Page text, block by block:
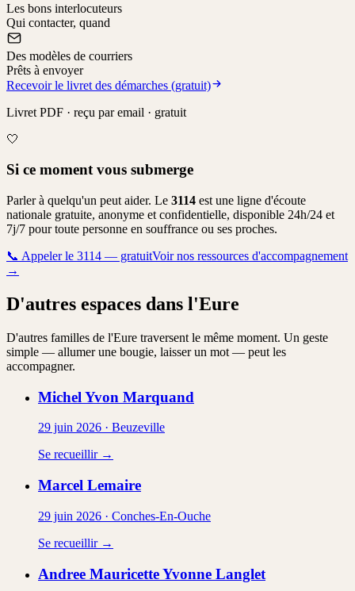
Les bons interlocuteurs
Qui contacter, quand
Des modèles de courriers
Prêts à envoyer
Recevoir le livret des démarches (gratuit)
Livret PDF · reçu par email · gratuit
🤍
Si ce moment vous submerge
Parler à quelqu'un peut aider. Le 3114 est une ligne d'écoute
nationale gratuite, anonyme et confidentielle, disponible 24h/24 et
7j/7 pour toute personne en souffrance ou ses proches.
📞 Appeler le 3114 — gratuitVoir nos ressources d'accompagnement
→
D'autres espaces dans l'Eure
D'autres familles de l'Eure traversent le même moment. Un geste
simple — allumer une bougie, laisser un mot — peut les
accompagner.
Michel Yvon Marquand
29 juin 2026 · Beuzeville
Se recueillir →
Marcel Lemaire
29 juin 2026 · Conches-En-Ouche
Se recueillir →
Andree Mauricette Yvonne Langlet